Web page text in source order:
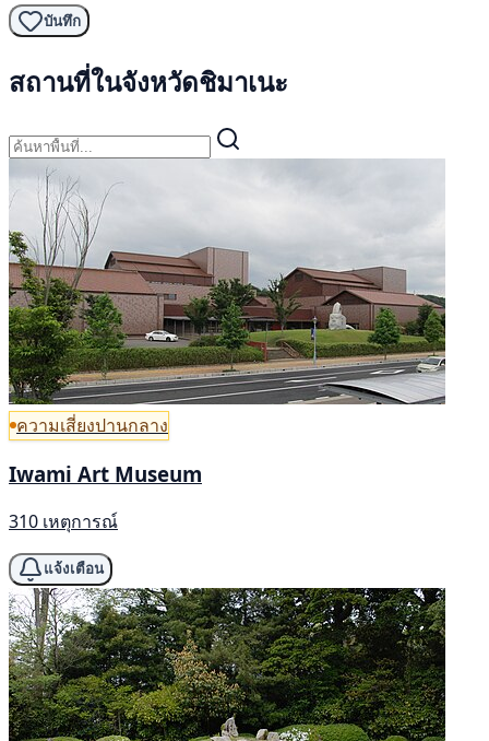
บันทึก
สถานที่ในจังหวัดชิมาเนะ
ความเสี่ยงปานกลาง
Iwami Art Museum
310 เหตุการณ์
แจ้งเตือน